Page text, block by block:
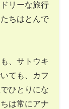
リーな旅行
ちはとんで
、サトウキ
ても、カフ
ひとりにな
は常にアナ